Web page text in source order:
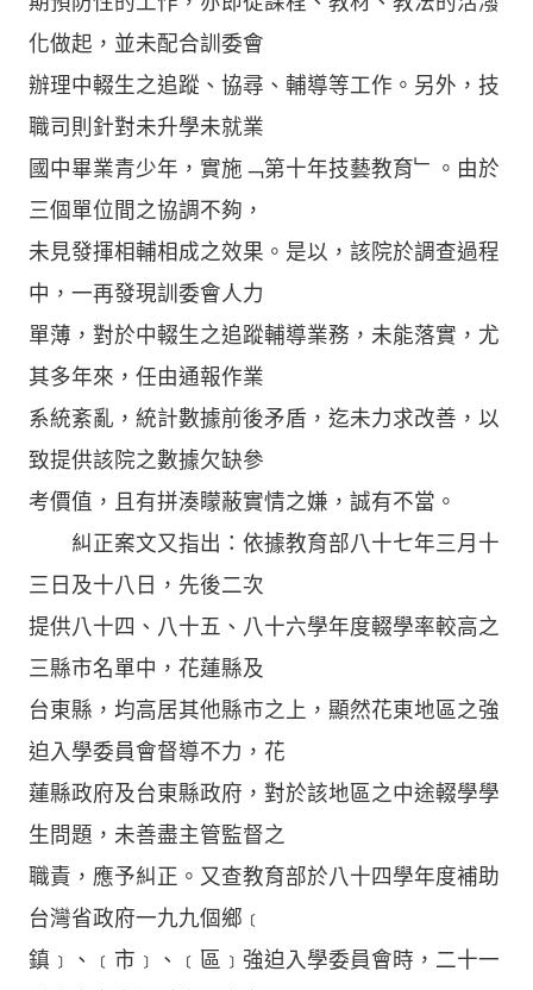
化做起，並未配合訓委會
辦理中輟生之追蹤、協尋、輔導等工作。另外，技
職司則針對未升學未就業
國中畢業青少年，實施﹁第十年技藝教育﹂。由於
三個單位間之協調不夠，
未見發揮相輔相成之效果。是以，該院於調查過程
中，一再發現訓委會人力
單薄，對於中輟生之追蹤輔導業務，未能落實，尤
其多年來，任由通報作業
系統紊亂，統計數據前後矛盾，迄未力求改善，以
致提供該院之數據欠缺參
考價值，且有拼湊矇蔽實情之嫌，誠有不當。
糾正案文又指出：依據教育部八十七年三月十
三日及十八日，先後二次
提供八十四、八十五、八十六學年度輟學率較高之
三縣市名單中，花蓮縣及
台東縣，均高居其他縣市之上，顯然花東地區之強
迫入學委員會督導不力，花
蓮縣政府及台東縣政府，對於該地區之中途輟學學
生問題，未善盡主管監督之
職責，應予糾正。又查教育部於八十四學年度補助
台灣省政府一九九個鄉﹝
鎮﹞、﹝市﹞、﹝區﹞強迫入學委員會時，二十一